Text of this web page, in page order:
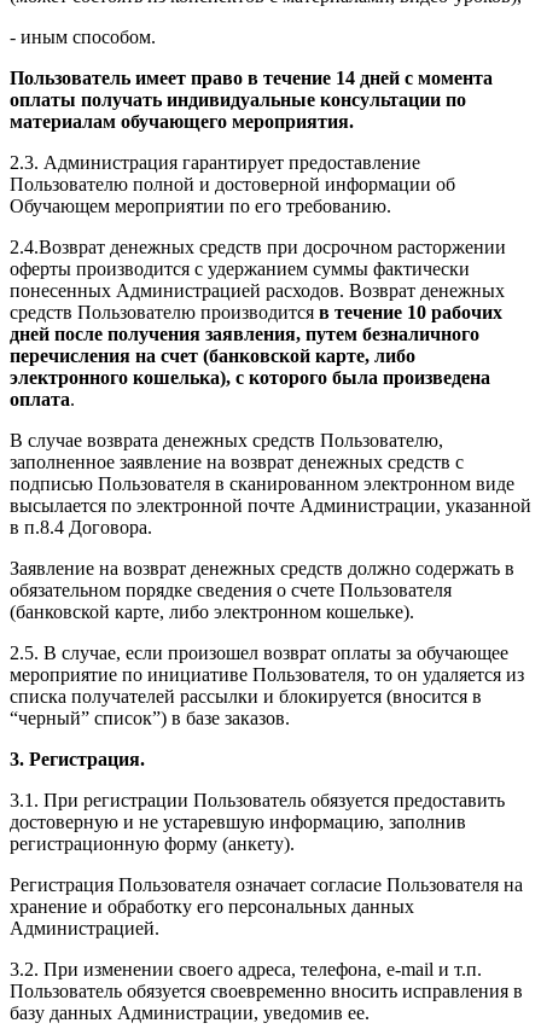
- иным способом.
Пользователь имеет право в течение 14 дней с момента
оплаты получать индивидуальные консультации по
материалам обучающего мероприятия.
2.3. Администрация гарантирует предоставление
Пользователю полной и достоверной информации об
Обучающем мероприятии по его требованию.
2.4.Возврат денежных средств при досрочном расторжении
оферты производится с удержанием суммы фактически
понесенных Администрацией расходов. Возврат денежных
средств Пользователю производится в течение 10 рабочих
дней после получения заявления, путем безналичного
перечисления на счет (банковской карте, либо
электронного кошелька), с которого была произведена
оплата.
В случае возврата денежных средств Пользователю,
заполненное заявление на возврат денежных средств с
подписью Пользователя в сканированном электронном виде
высылается по электронной почте Администрации, указанной
в п.8.4 Договора.
Заявление на возврат денежных средств должно содержать в
обязательном порядке сведения о счете Пользователя
(банковской карте, либо электронном кошельке).
2.5. В случае, если произошел возврат оплаты за обучающее
мероприятие по инициативе Пользователя, то он удаляется из
списка получателей рассылки и блокируется (вносится в
“черный” список”) в базе заказов.
3. Регистрация.
3.1. При регистрации Пользователь обязуется предоставить
достоверную и не устаревшую информацию, заполнив
регистрационную форму (анкету).
Регистрация Пользователя означает согласие Пользователя на
хранение и обработку его персональных данных
Администрацией.
3.2. При изменении своего адреса, телефона, e-mail и т.п.
Пользователь обязуется своевременно вносить исправления в
базу данных Администрации, уведомив ее.